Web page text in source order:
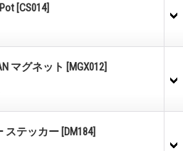
[CS014]
マグネット [MGX012]
ステッカー [DM184]